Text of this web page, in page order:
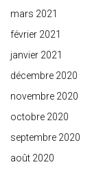
mars 2021
février 2021
janvier 2021
décembre 2020
novembre 2020
octobre 2020
septembre 2020
août 2020